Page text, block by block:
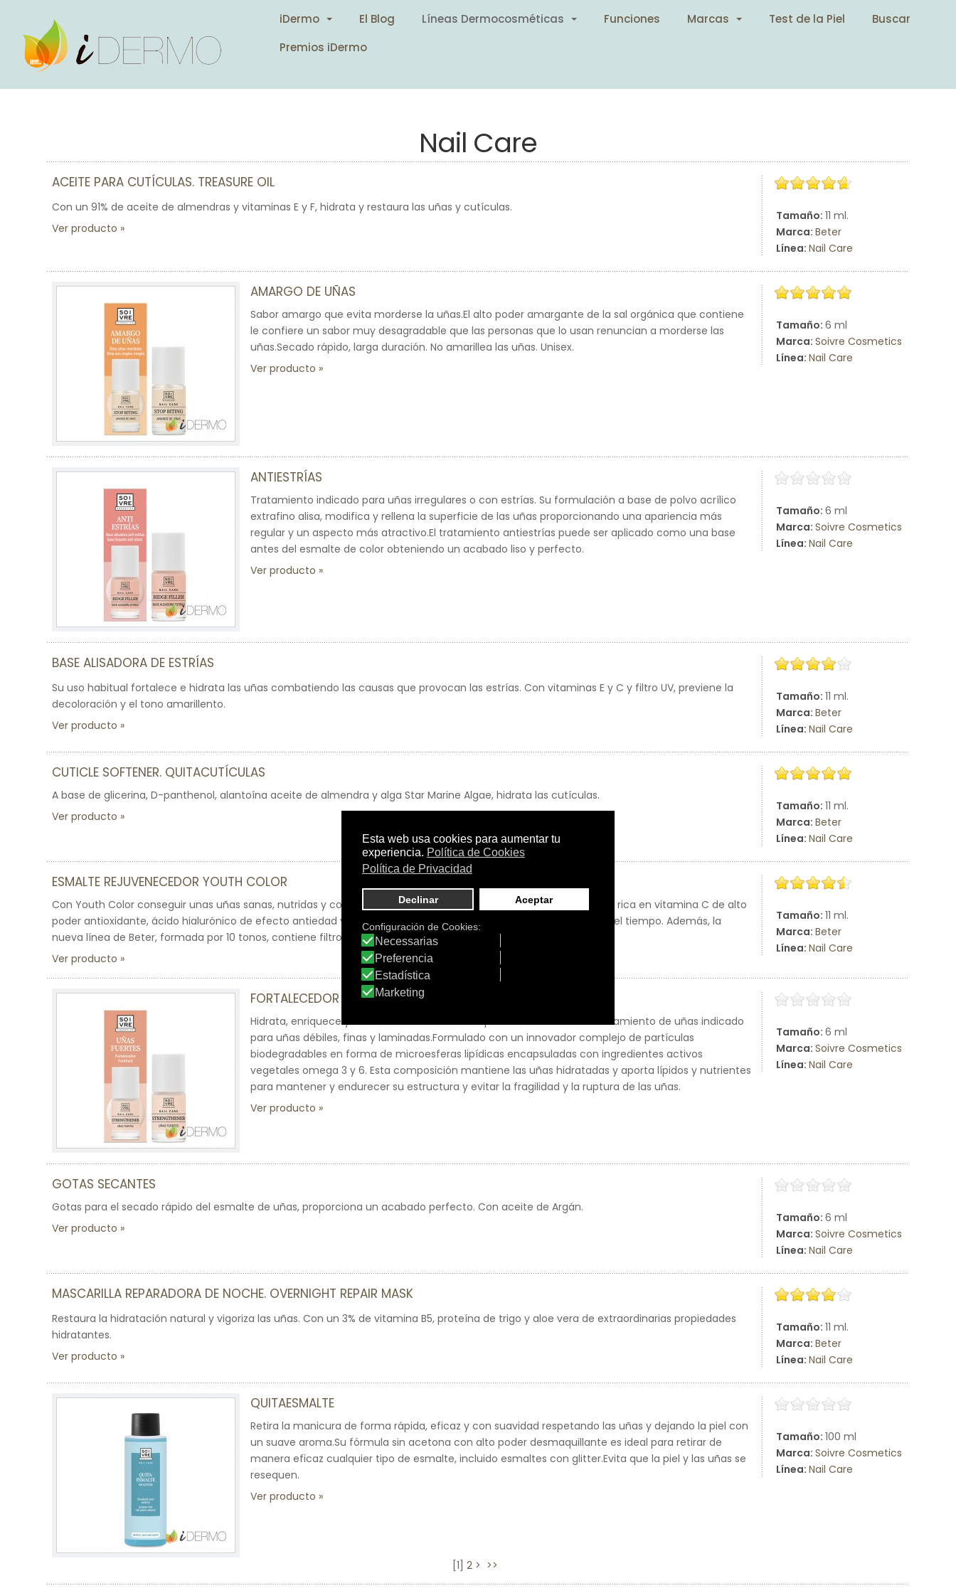
iDermo El Blog Líneas Dermocosméticas Funciones Marcas Test de la Piel
Buscar
Premios iDermo
Nail Care
Tamaño: 11 ml.
Marca: Beter
Línea: Nail Care
ACEITE PARA CUTÍCULAS. TREASURE OIL
Con un 91% de aceite de almendras y vitaminas E y F, hidrata y restaura las uñas y cutículas.
Ver producto
Tamaño: 6 ml
Marca: Soivre Cosmetics
Línea: Nail Care
AMARGO DE UÑAS
Sabor amargo que evita morderse la uñas.El alto poder amargante de la sal orgánica que contiene
le confiere un sabor muy desagradable que las personas que lo usan renuncian a morderse las
uñas.Secado rápido, larga duración. No amarillea las uñas. Unisex.
Ver producto
Tamaño: 6 ml
Marca: Soivre Cosmetics
Línea: Nail Care
ANTIESTRÍAS
Tratamiento indicado para uñas irregulares o con estrías. Su formulación a base de polvo acrílico
extrafino alisa, modifica y rellena la superficie de las uñas proporcionando una apariencia más
regular y un aspecto más atractivo.El tratamiento antiestrías puede ser aplicado como una base
antes del esmalte de color obteniendo un acabado liso y perfecto.
Ver producto
Tamaño: 11 ml.
Marca: Beter
Línea: Nail Care
BASE ALISADORA DE ESTRÍAS
Su uso habitual fortalece e hidrata las uñas combatiendo las causas que provocan las estrías. Con vitaminas E y C y filtro UV, previene la
decoloración y el tono amarillento.
Ver producto
Tamaño: 11 ml.
Marca: Beter
Línea: Nail Care
CUTICLE SOFTENER. QUITACUTÍCULAS
A base de glicerina, D-panthenol, alantoína aceite de almendra y alga Star Marine Algae, hidrata las cutículas.
Ver producto
Tamaño: 11 ml.
Marca: Beter
Línea: Nail Care
ESMALTE REJUVENECEDOR YOUTH COLOR
Con Youth Color conseguir unas uñas sanas, nutridas y con un brillo es posible. Su fórmula con Pro-Age Complex rica en vitamina C de alto
poder antioxidante, ácido hialurónico de efecto antiedad y plancton fotoreactivo protege los efectos del paso del tiempo. Además, la
nueva línea de Beter, formada por 10 tonos, contiene filtro UV.
Ver producto
Tamaño: 6 ml
Marca: Soivre Cosmetics
Línea: Nail Care
FORTALECEDOR DE UÑAS
Hidrata, enriquece y refuerza la estructura de queratina de las uñas. Tratamiento de uñas indicado
para uñas débiles, finas y laminadas.Formulado con un innovador complejo de partículas
biodegradables en forma de microesferas lipídicas encapsuladas con ingredientes activos
vegetales omega 3 y 6. Esta composición mantiene las uñas hidratadas y aporta lípidos y nutrientes
para mantener y endurecer su estructura y evitar la fragilidad y la ruptura de las uñas.
Ver producto
Tamaño: 6 ml
Marca: Soivre Cosmetics
Línea: Nail Care
GOTAS SECANTES
Gotas para el secado rápido del esmalte de uñas, proporciona un acabado perfecto. Con aceite de Argán.
Ver producto
Tamaño: 11 ml.
Marca: Beter
Línea: Nail Care
MASCARILLA REPARADORA DE NOCHE. OVERNIGHT REPAIR MASK
Restaura la hidratación natural y vigoriza las uñas. Con un 3% de vitamina B5, proteína de trigo y aloe vera de extraordinarias propiedades
hidratantes.
Ver producto
Tamaño: 100 ml
Marca: Soivre Cosmetics
Línea: Nail Care
QUITAESMALTE
Retira la manicura de forma rápida, eficaz y con suavidad respetando las uñas y dejando la piel con
un suave aroma.Su fórmula sin acetona con alto poder desmaquillante es ideal para retirar de
manera eficaz cualquier tipo de esmalte, incluido esmaltes con glitter.Evita que la piel y las uñas se
resequen.
Ver producto
1 2 > >>